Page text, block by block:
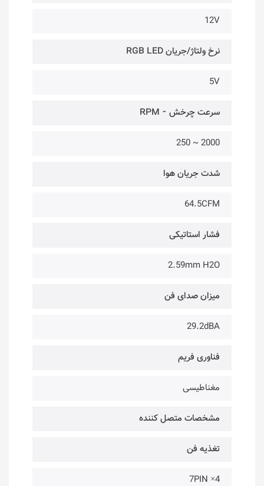
12V
نرخ ولتاژ/جریان RGB LED
5V
سرعت چرخش ⁃ RPM
2000 ~ 250
شدت جریان هوا
64.5CFM
فشار استاتیکی
2.59mm H2O
میزان صدای فن
29.2dBA
فناوری فریم
مغناطیسی
مشخصات متصل کننده
تغذیه فن
4× 7PIN